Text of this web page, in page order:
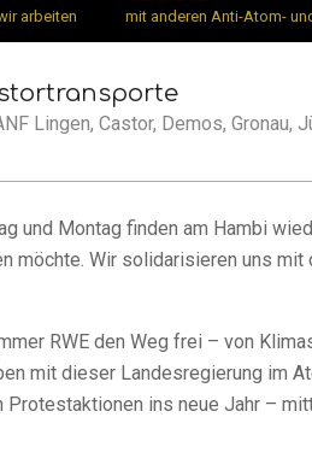
arbeiten mit anderen Anti-Atom-
Lingen, Castor, Demos, Gronau,
und Montag finden am Hambi
möchte. Wir solidarisieren uns mit
RWE den Weg frei – von
mit dieser Landesregierung im
ins neue Jahr –